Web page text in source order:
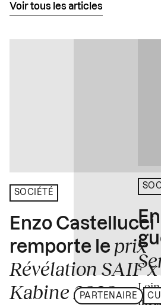
Voir tous les articles
SOCIÉTÉ
Enzo Castellucci
remporte le prix
Révélation SAIF x
Kabine 2026
PARTENAIRE
Loin